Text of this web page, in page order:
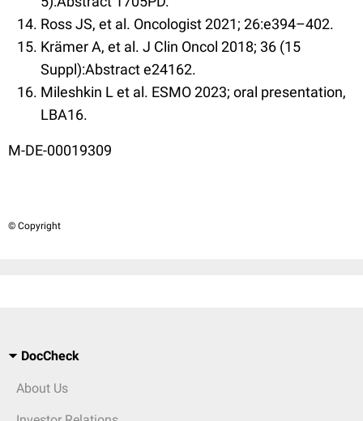
Ross JS, et al. Oncologist 2021; 26:e394–402.
Krämer A, et al. J Clin Oncol 2018; 36 (15
Suppl):Abstract e24162.
Mileshkin L et al. ESMO 2023; oral presentation,
LBA16.
M-DE-00019309
© Copyright
DocCheck
About Us